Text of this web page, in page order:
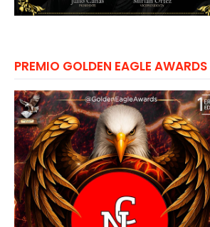
PREMIO GOLDEN EAGLE AWARDS